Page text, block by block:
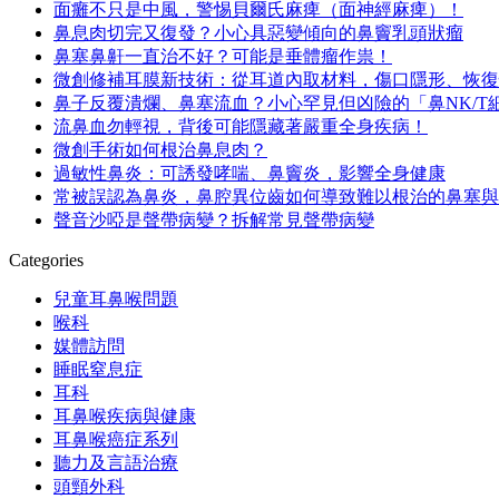
面癱不只是中風，警惕貝爾氏麻痺（面神經麻痺）！
鼻息肉切完又復發？小心具惡變傾向的鼻竇乳頭狀瘤
鼻塞鼻鼾一直治不好？可能是垂體瘤作祟！
微創修補耳膜新技術：從耳道內取材料，傷口隱形、恢
鼻子反覆潰爛、鼻塞流血？小心罕見但凶險的「鼻NK/T
流鼻血勿輕視，背後可能隱藏著嚴重全身疾病！
微創手術如何根治鼻息肉？
過敏性鼻炎：可誘發哮喘、鼻竇炎，影響全身健康
常被誤認為鼻炎，鼻腔異位齒如何導致難以根治的鼻塞
聲音沙啞是聲帶病變？拆解常見聲帶病變
Categories
兒童耳鼻喉問題
喉科
媒體訪問
睡眠窒息症
耳科
耳鼻喉疾病與健康
耳鼻喉癌症系列
聽力及言語治療
頭頸外科